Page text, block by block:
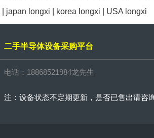
japan longxi korea longxi USA longxi
二手半导体设备采购平台
电话：18868521984龙先生
注：设备状态不定期更新，是否已售出请咨询